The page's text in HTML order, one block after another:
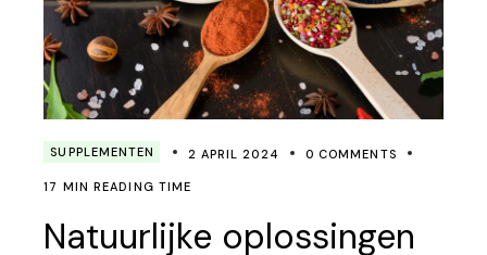
SUPPLEMENTEN 2 APRIL 2024 0 COMMENTS
17 MIN READING TIME
Natuurlijke oplossingen